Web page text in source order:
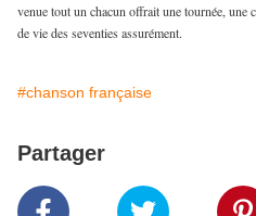
venue tout un chacun offrait une tournée, une
de vie des seventies assurément.
#chanson française
Partager